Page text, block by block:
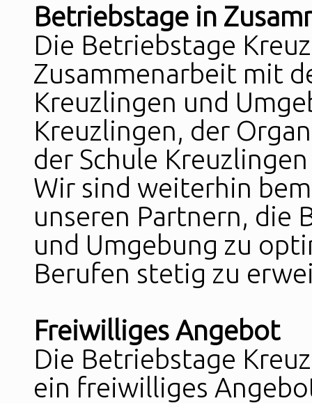
Betriebstage in
Die Betriebstage
Zusammenarbeit mit
Kreuzlingen und
Kreuzlingen, der
der Schule
Wir sind weiterhin
unseren Partnern, die
und Umgebung zu
Berufen stetig zu
Freiwilliges Angebot
Die Betriebstage
ein freiwilliges